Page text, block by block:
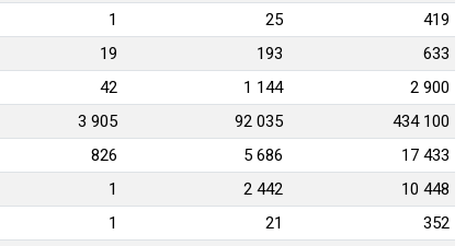
1 25
419
19 193
633
42 1 144
2 900
3 905 92 035
434 100
826 5 686
17 433
1 2 442
10 448
1 21
352